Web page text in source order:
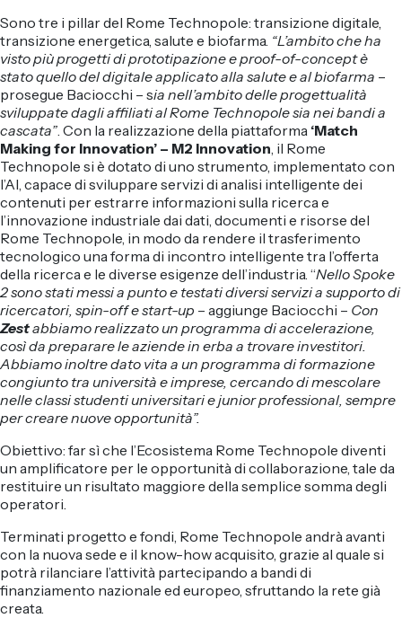
Sono tre i pillar del Rome Technopole: transizione digitale,
transizione energetica, salute e biofarma. “L’ambito che ha
visto più progetti di prototipazione e proof-of-concept è
stato quello del digitale applicato alla salute e al biofarma –
prosegue Baciocchi – sia nell’ambito delle progettualità
sviluppate dagli affiliati al Rome Technopole sia nei bandi a
cascata”. Con la realizzazione della piattaforma ‘Match
Making for Innovation’ – M2 Innovation, il Rome
Technopole si è dotato di uno strumento, implementato con
l’AI, capace di sviluppare servizi di analisi intelligente dei
contenuti per estrarre informazioni sulla ricerca e
l’innovazione industriale dai dati, documenti e risorse del
Rome Technopole, in modo da rendere il trasferimento
tecnologico una forma di incontro intelligente tra l’offerta
della ricerca e le diverse esigenze dell’industria. “Nello Spoke
2 sono stati messi a punto e testati diversi servizi a supporto di
ricercatori, spin-off e start-up – aggiunge Baciocchi – Con
Zestabbiamo realizzato un programma di accelerazione,
così da preparare le aziende in erba a trovare investitori.
Abbiamo inoltre dato vita a un programma di formazione
congiunto tra università e imprese, cercando di mescolare
nelle classi studenti universitari e junior professional, sempre
per creare nuove opportunità”.
Obiettivo: far sì che l’Ecosistema Rome Technopole diventi
un amplificatore per le opportunità di collaborazione, tale da
restituire un risultato maggiore della semplice somma degli
operatori.
Terminati progetto e fondi, Rome Technopole andrà avanti
con la nuova sede e il know-how acquisito, grazie al quale si
potrà rilanciare l’attività partecipando a bandi di
finanziamento nazionale ed europeo, sfruttando la rete già
creata.